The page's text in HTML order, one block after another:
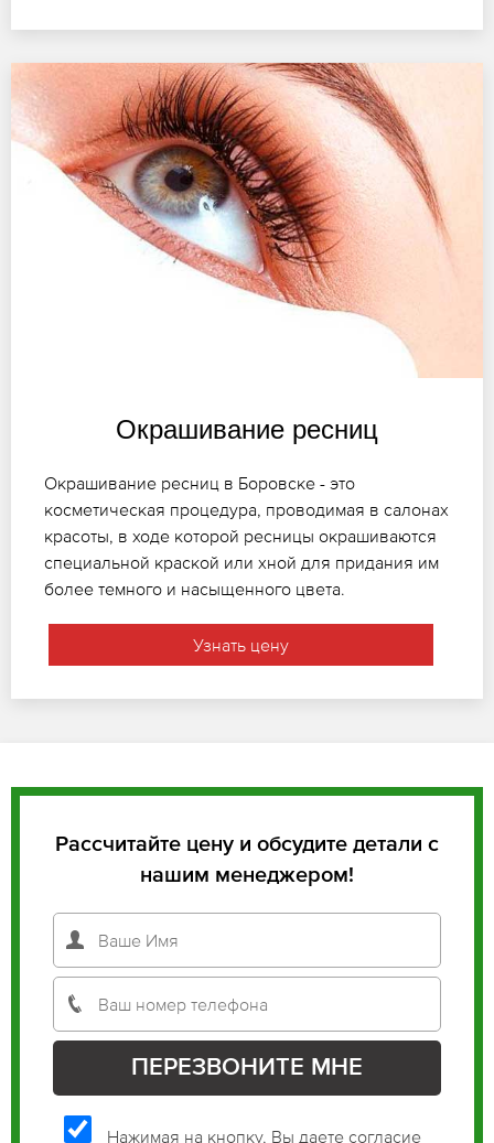
Окрашивание ресниц
Окрашивание ресниц в Боровске - это
косметическая процедура, проводимая в салонах
красоты, в ходе которой ресницы окрашиваются
специальной краской или хной для придания им
более темного и насыщенного цвета.
Узнать цену
Рассчитайте цену и обсудите детали с
нашим менеджером!
Нажимая на кнопку, Вы даете согласие